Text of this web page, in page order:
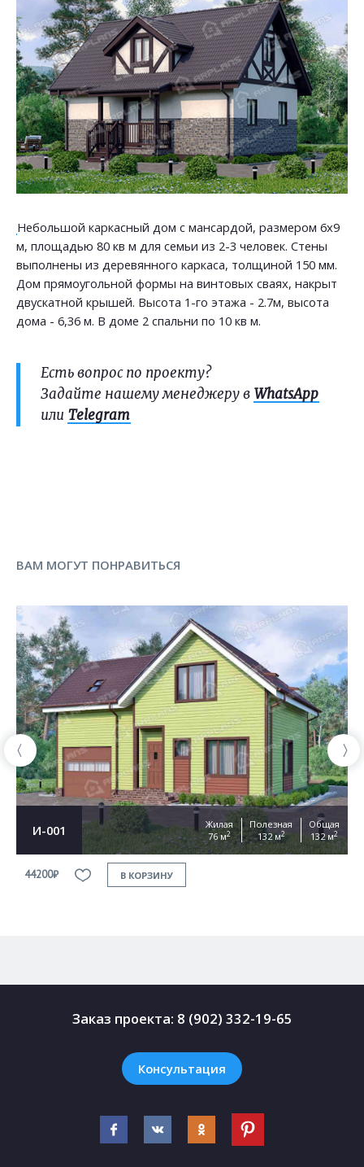
Небольшой каркасный дом с мансардой, размером 6х9
м, площадью 80 кв м для семьи из 2-3 человек. Стены
выполнены из деревянного каркаса, толщиной 150 мм.
Дом прямоугольной формы на винтовых сваях, накрыт
двускатной крышей. Высота 1-го этажа - 2.7м, высота
дома - 6,36 м. В доме 2 спальни по 10 кв м.
Есть вопрос по проекту?
Задайте нашему менеджеру в WhatsApp
или Telegram
ВАМ МОГУТ ПОНРАВИТЬСЯ
И-001
Жилая
76 м2
Полезная
132 м2
Общая
132 м2
44200₽ В КОРЗИНУ
Заказ проекта: 8 (902) 332-19-65
Консультация